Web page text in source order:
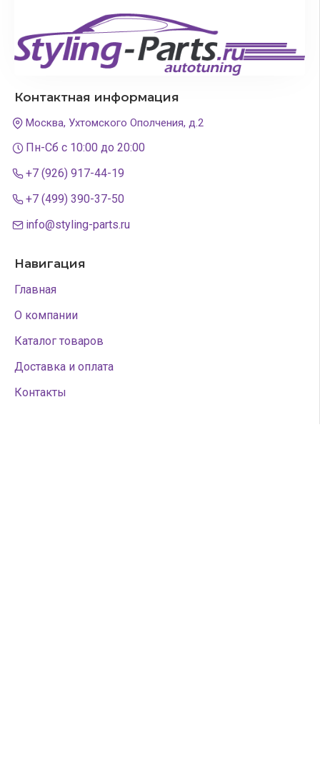
Контактная информация
Москва, Ухтомского Ополчения, д.2
Пн-Сб с 10:00 до 20:00
+7 (926) 917-44-19
+7 (499) 390-37-50
info@styling-parts.ru
Навигация
Главная
О компании
Каталог товаров
Доставка и оплата
Контакты